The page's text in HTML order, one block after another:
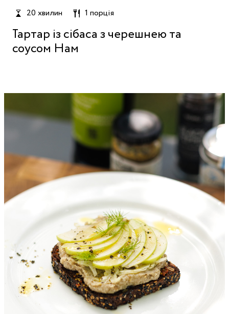
20 хвилин 1 порція
Тартар із сібаса з черешнею та
соусом Нам